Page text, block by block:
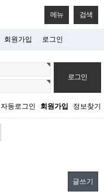
메뉴 검색
회원가입 로그인
자동로그인 회원가입 정보찾기
글쓰기